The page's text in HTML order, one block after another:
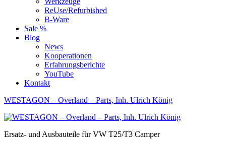
ReUse/Refurbished
B-Ware
Sale %
Blog
News
Kooperationen
Erfahrungsberichte
YouTube
Kontakt
WESTAGON – Overland – Parts, Inh. Ulrich König
Ersatz- und Ausbauteile für VW T25/T3 Camper